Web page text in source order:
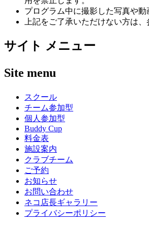
プログラム中に撮影した写真や
上記をご了承いただけない方は
サイト メニュー
Site menu
スクール
チーム参加型
個人参加型
Buddy Cup
料金表
施設案内
クラブチーム
ご予約
お知らせ
お問い合わせ
ネコ店長ギャラリー
プライバシーポリシー